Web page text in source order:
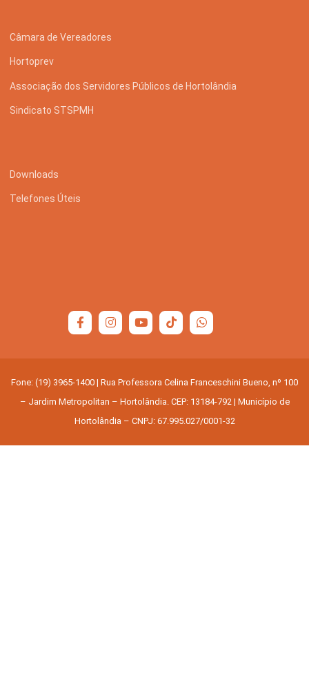
Câmara de Vereadores
Hortoprev
Associação dos Servidores Públicos de Hortolândia
Sindicato STSPMH
Downloads
Telefones Úteis
Fone: (19) 3965-1400 | Rua Professora Celina Franceschini Bueno, nº 100
– Jardim Metropolitan – Hortolândia. CEP: 13184-792 | Município de
Hortolândia – CNPJ: 67.995.027/0001-32